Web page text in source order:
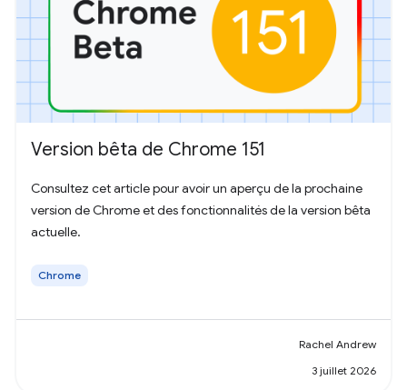
Version bêta de Chrome 151
Consultez cet article pour avoir un aperçu de la prochaine
version de Chrome et des fonctionnalités de la version bêta
actuelle.
Chrome
Rachel Andrew
3 juillet 2026